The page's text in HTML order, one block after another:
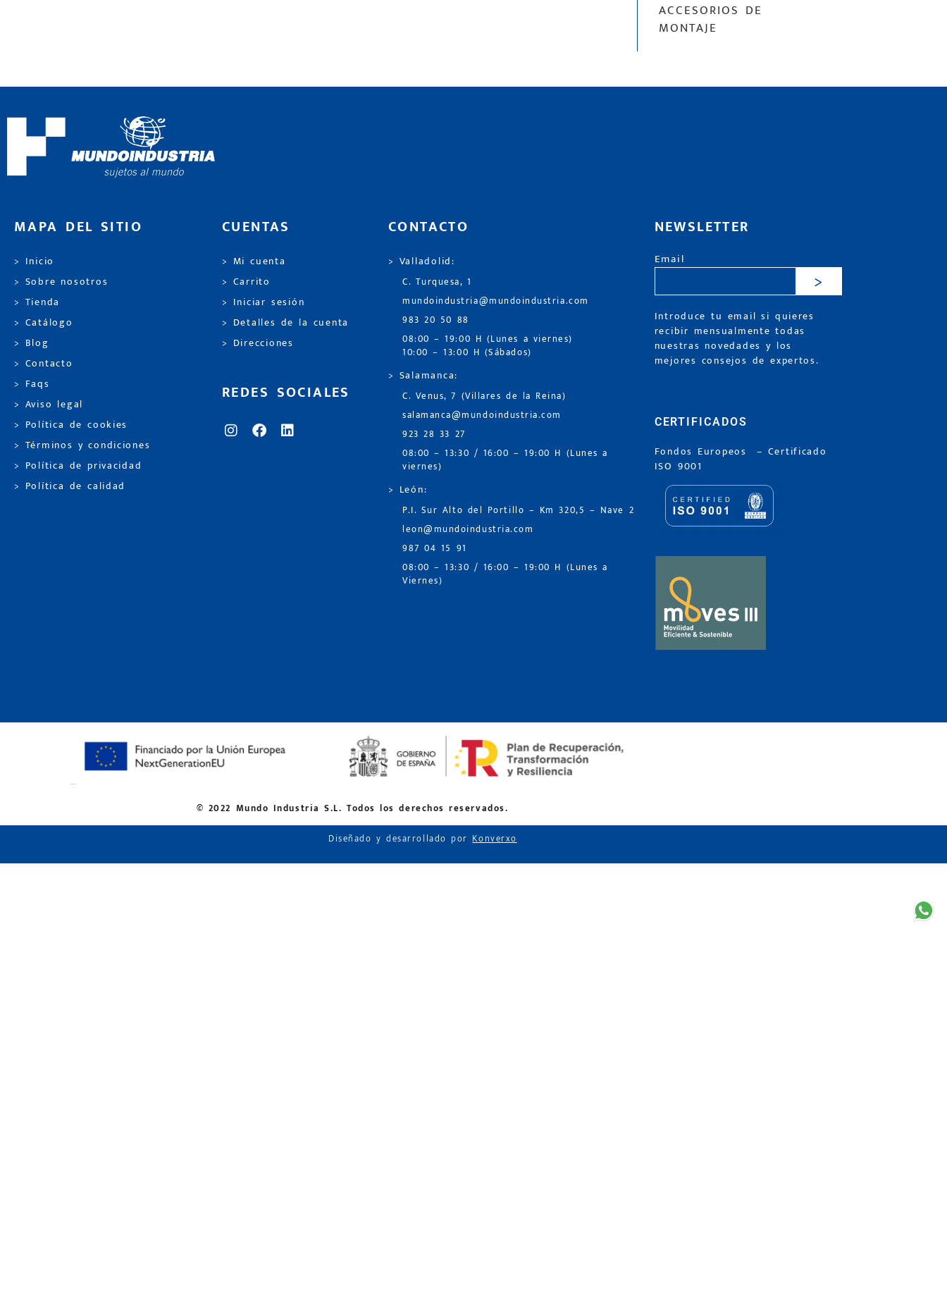
ACCESORIOS DE
MONTAJE
MAPA DEL SITIO
> Inicio
> Sobre nosotros
> Tienda
> Catálogo
> Blog
> Contacto
> Faqs
> Aviso legal
> Política de cookies
> Términos y condiciones
> Política de privacidad
> Política de calidad
CUENTAS
> Mi cuenta
> Carrito
> Iniciar sesión
> Detalles de la cuenta
> Direcciones
REDES SOCIALES
CONTACTO
> Valladolid:
C. Turquesa, 1
mundoindustria@mundoindustria.com
983 20 50 88
08:00 – 19:00 H (Lunes a viernes)
10:00 – 13:00 H (Sábados)
> Salamanca:
C. Venus, 7 (Villares de la Reina)
salamanca@mundoindustria.com
923 28 33 27
08:00 – 13:30 / 16:00 – 19:00 H (Lunes a
viernes)
> León:
P.I. Sur Alto del Portillo – Km 320,5 – Nave 2
leon@mundoindustria.com
987 04 15 91
08:00 – 13:30 / 16:00 – 19:00 H (Lunes a
Viernes)
NEWSLETTER
Email
>
Introduce tu email si quieres
recibir mensualmente todas
nuestras novedades y los
mejores consejos de expertos.
CERTIFICADOS
Fondos Europeos – Certificado
ISO 9001
© 2022 Mundo Industria S.L. Todos los derechos reservados.
Diseñado y desarrollado porKonverxo